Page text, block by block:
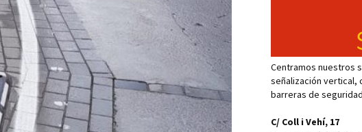
Centramos nuestros
señalización vertical,
barreras de
C/ Coll i Vehí, 17